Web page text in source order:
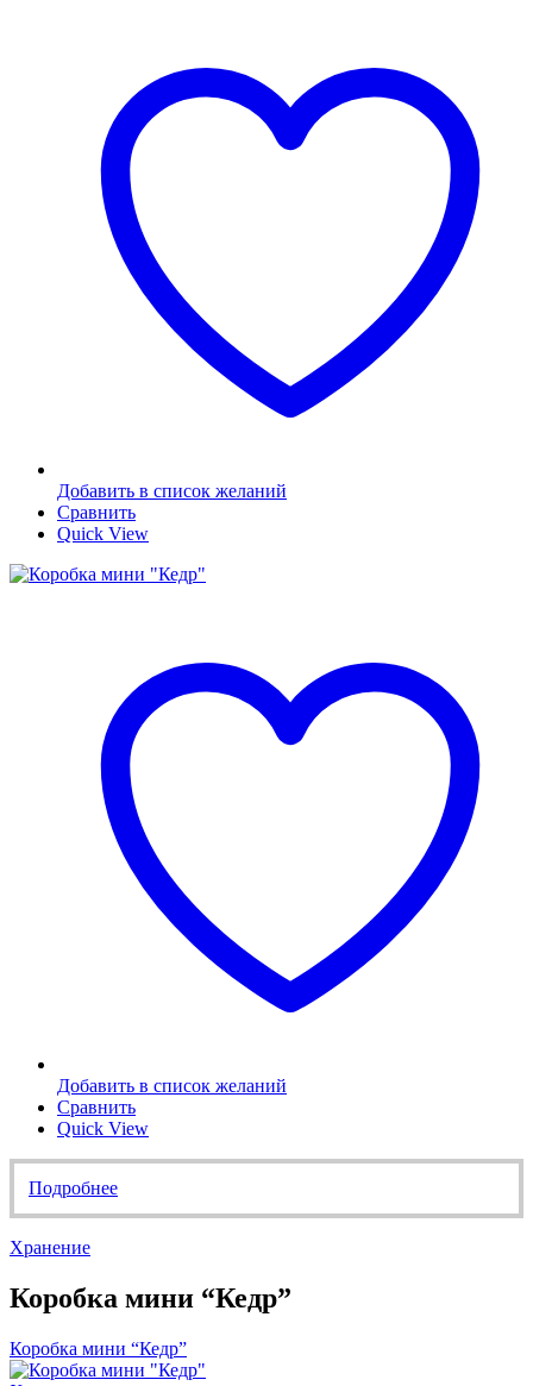
Добавить в список желаний
Сравнить
Quick View
Добавить в список желаний
Сравнить
Quick View
Подробнее
Хранение
Коробка мини “Кедр”
Коробка мини “Кедр”